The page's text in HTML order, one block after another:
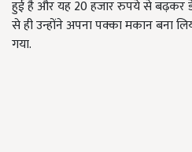
हुई है और यह 20 हजार रुपये से बढ़कर
से ही उन्होंने अपना पक्का मकान बना
गया.